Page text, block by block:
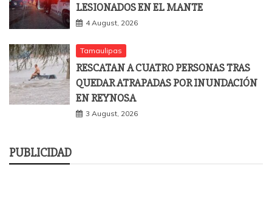
LESIONADOS EN EL MANTE
4 August, 2026
Tamaulipas
RESCATAN A CUATRO PERSONAS TRAS
QUEDAR ATRAPADAS POR INUNDACIÓN
EN REYNOSA
3 August, 2026
PUBLICIDAD